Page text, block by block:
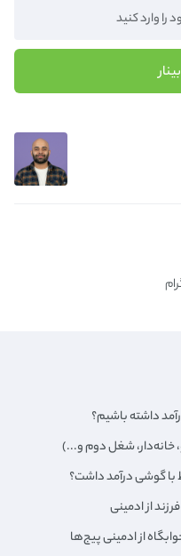
داشته باشیم؟
خانه‌دار،‌ شغل دوم و...)
با گوشی درآمد داشت؟